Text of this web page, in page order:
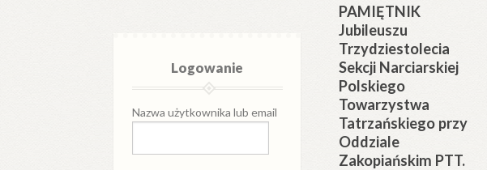
PAMIĘTNIK
Jubileuszu
Trzydziestolecia
Sekcji Narciarskiej
Polskiego
Towarzystwa
Tatrzańskiego przy
Oddziale
Zakopiańskim PTT.
Logowanie
Nazwa użytkownika lub email